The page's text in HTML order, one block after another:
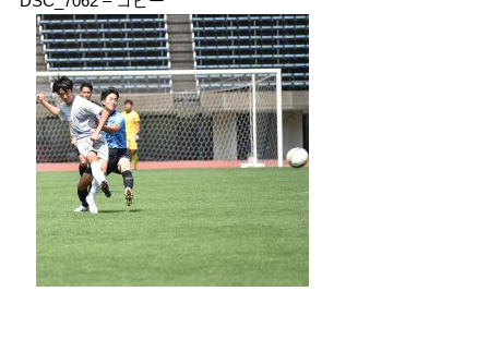
歯科医院検索 休日当番医
イベント案内 歯の豆知識
お知らせ 口腔保健センター
国保組合からのお知らせ 熊本歯科衛生士専門学院
会員専用ページ プライバシーポリシー